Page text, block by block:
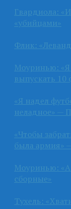
Гвардиола:
«убийцами»
Флик:
Моуринью:
выпускать 10
«Я надел
неладное» —
«Чтобы
была армия»
Моуринью: «А
сборные»
Тухель: